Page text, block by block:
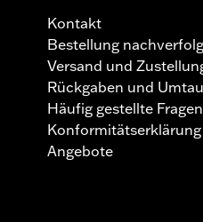
Kontakt
Bestellung
Versand und
Rückgaben und
Häufig gestellte Fragen
Konformitätserklärung
Angebote